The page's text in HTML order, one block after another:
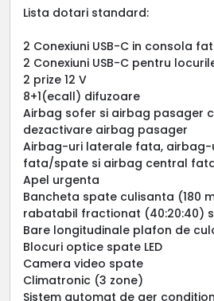
Lista dotari standard:
2 Conexiuni USB-C in consola
2 Conexiuni USB-C pentru
2 prize 12 V
8+1(ecall) difuzoare
Airbag sofer si airbag pasager
dezactivare airbag pasager
Airbag-uri laterale fata, airbag-
fata/spate si airbag central
Apel urgenta
Bancheta spate culisanta (180
rabatabil fractionat (40:20:40)
Bare longitudinale plafon de
Blocuri optice spate LED
Camera video spate
Climatronic (3 zone)
Sistem automat de aer